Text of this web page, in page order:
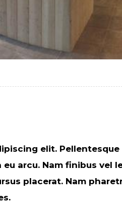
elit.
arcu. Nam finibus
placerat. Nam